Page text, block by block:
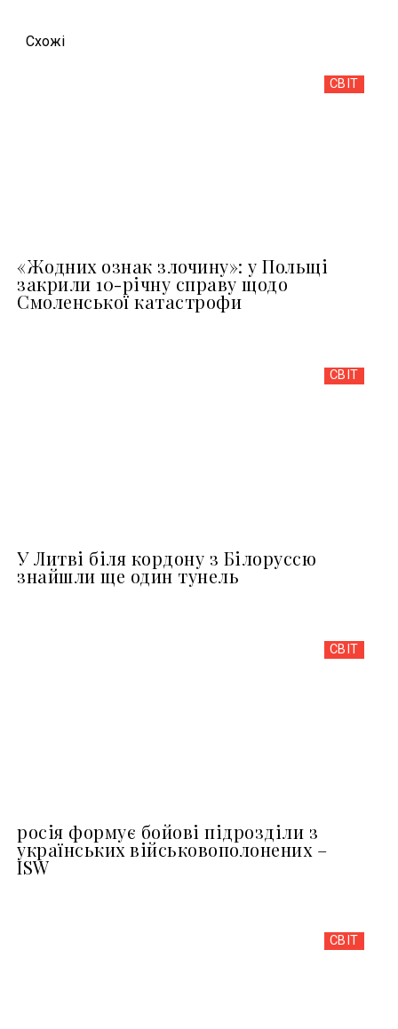
Схожi
СВІТ
«Жодних ознак злочину»: у Польщі
закрили 10-річну справу щодо
Смоленської катастрофи
СВІТ
У Литві біля кордону з Білоруссю
знайшли ще один тунель
СВІТ
росія формує бойові підрозділи з
українських військовополонених –
ISW
СВІТ